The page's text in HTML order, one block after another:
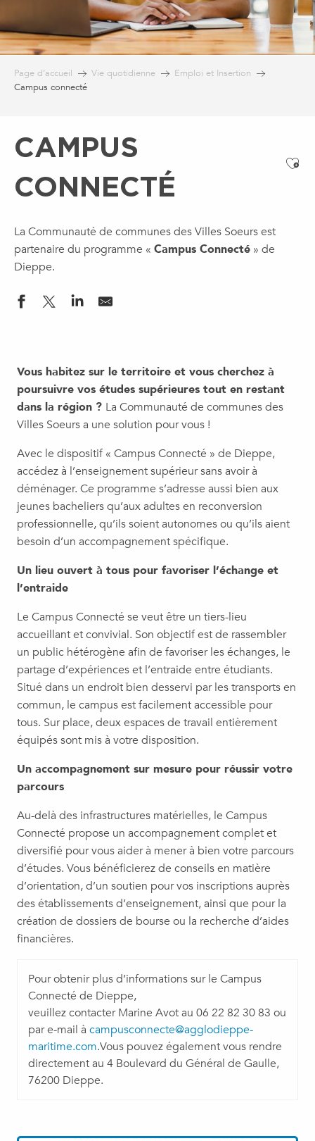
Page d’accueil Vie quotidienne
Emploi et Insertion
Campus connecté
CAMPUS
CONNECTÉ
La Communauté de communes des Villes Soeurs est
partenaire du programme « Campus Connecté » de
Dieppe.
Vous habitez sur le territoire et vous cherchez à
poursuivre vos études supérieures tout en restant
dans la région ? La Communauté de communes des
Villes Soeurs a une solution pour vous !
Avec le dispositif « Campus Connecté » de Dieppe,
accédez à l’enseignement supérieur sans avoir à
déménager. Ce programme s’adresse aussi bien aux
jeunes bacheliers qu’aux adultes en reconversion
professionnelle, qu’ils soient autonomes ou qu’ils aient
besoin d’un accompagnement spécifique.
Un lieu ouvert à tous pour favoriser l’échange et
l’entraide
Le Campus Connecté se veut être un tiers-lieu
accueillant et convivial. Son objectif est de rassembler
un public hétérogène afin de favoriser les échanges, le
partage d’expériences et l’entraide entre étudiants.
Situé dans un endroit bien desservi par les transports en
commun, le campus est facilement accessible pour
tous. Sur place, deux espaces de travail entièrement
équipés sont mis à votre disposition.
Un accompagnement sur mesure pour réussir votre
parcours
Au-delà des infrastructures matérielles, le Campus
Connecté propose un accompagnement complet et
diversifié pour vous aider à mener à bien votre parcours
d’études. Vous bénéficierez de conseils en matière
d’orientation, d’un soutien pour vos inscriptions auprès
des établissements d’enseignement, ainsi que pour la
création de dossiers de bourse ou la recherche d’aides
financières.
Pour obtenir plus d’informations sur le Campus
Connecté de Dieppe,
veuillez contacter Marine Avot au 06 22 82 30 83 ou
par e-mail à campusconnecte@agglodieppe-
maritime.com.Vous pouvez également vous rendre
directement au 4 Boulevard du Général de Gaulle,
76200 Dieppe.